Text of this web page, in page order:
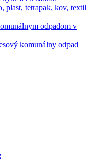
plast, tetrapak, kov, textil
odpadom v
komunálny odpad